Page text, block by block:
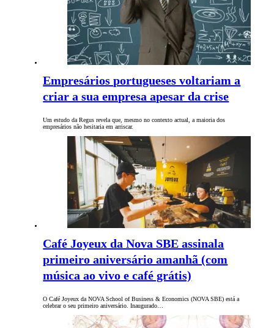
Empresários portugueses voltariam a
criar a sua empresa apesar da crise
Um estudo da Regus revela que, mesmo no contexto actual, a maioria dos
empresários não hesitaria em arriscar.
Café Joyeux da Nova SBE assinala
primeiro aniversário amanhã (com
música ao vivo e café grátis)
O Café Joyeux da NOVA School of Business & Economics (NOVA SBE) está a
celebrar o seu primeiro aniversário. Inaugurado…